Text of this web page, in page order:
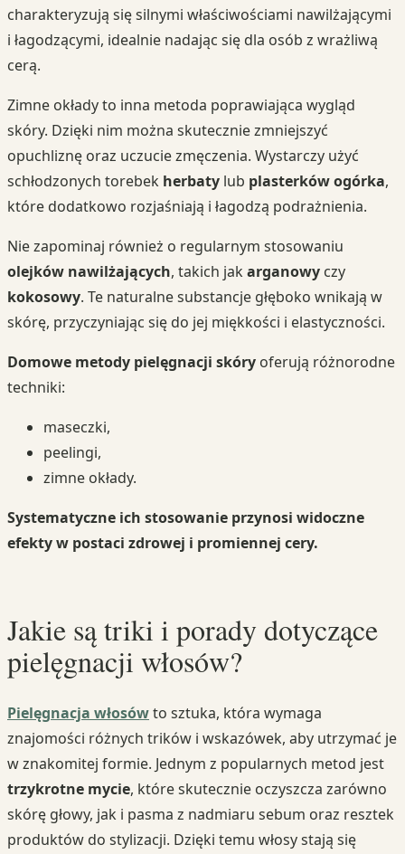
charakteryzują się silnymi właściwościami nawilżającymi
i łagodzącymi, idealnie nadając się dla osób z wrażliwą
cerą.
Zimne okłady to inna metoda poprawiająca wygląd
skóry. Dzięki nim można skutecznie zmniejszyć
opuchliznę oraz uczucie zmęczenia. Wystarczy użyć
schłodzonych torebek herbaty lub plasterków ogórka,
które dodatkowo rozjaśniają i łagodzą podrażnienia.
Nie zapominaj również o regularnym stosowaniu
olejków nawilżających, takich jak arganowy czy
kokosowy. Te naturalne substancje głęboko wnikają w
skórę, przyczyniając się do jej miękkości i elastyczności.
Domowe metody pielęgnacji skóry oferują różnorodne
techniki:
maseczki,
peelingi,
zimne okłady.
Systematyczne ich stosowanie przynosi widoczne
efekty w postaci zdrowej i promiennej cery.
Jakie są triki i porady dotyczące
pielęgnacji włosów?
Pielęgnacja włosówto sztuka, która wymaga
znajomości różnych trików i wskazówek, aby utrzymać je
w znakomitej formie. Jednym z popularnych metod jest
trzykrotne mycie, które skutecznie oczyszcza zarówno
skórę głowy, jak i pasma z nadmiaru sebum oraz resztek
produktów do stylizacji. Dzięki temu włosy stają się